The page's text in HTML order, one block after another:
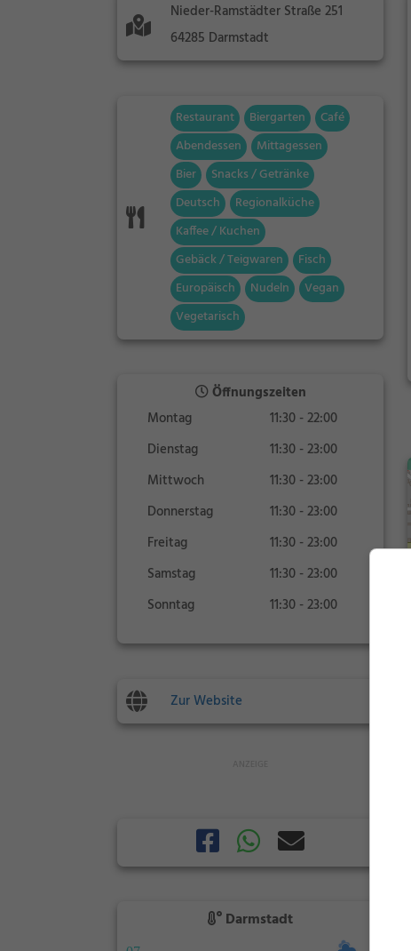
Nieder-Ramstädter Straße 251
64285 Darmstadt
Restaurant Biergarten
Café
Abendessen
Mittagessen
Bier
Snacks / Getränke
Deutsch
Regionalküche
Kaffee / Kuchen
Gebäck / Teigwaren
Fisch
Europäisch
Nudeln
Vegan
Vegetarisch
Öffnungszeiten
Montag
11:30 - 22:00
Dienstag
11:30 - 23:00
Mittwoch
11:30 - 23:00
Donnerstag
11:30 - 23:00
Freitag
11:30 - 23:00
Samstag
11:30 - 23:00
Sonntag
11:30 - 23:00
Zur Website
Darmstadt